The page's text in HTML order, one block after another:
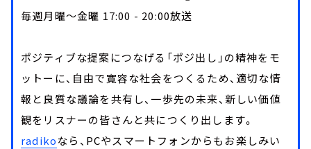
毎週月曜～金曜 17:00 - 20:00放送
ポジティブな提案につなげる「ポジ出し」の精神をモ
ットーに、自由で寛容な社会をつくるため、適切な情
報と良質な議論を共有し、一歩先の未来、新しい価値
観をリスナーの皆さんと共につくり出します。
radikoなら、PCやスマートフォンからもお楽しみい